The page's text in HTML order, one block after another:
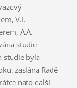
V.I.
A.A.
studie
studie byla
zaslána Radě
nato další